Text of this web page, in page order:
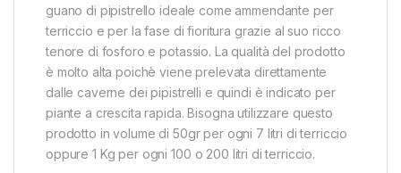
guano di pipistrello ideale come ammendante per
terriccio e per la fase di fioritura grazie al suo ricco
tenore di fosforo e potassio. La qualità del prodotto
è molto alta poichè viene prelevata direttamente
dalle caverne dei pipistrelli e quindi è indicato per
piante a crescita rapida. Bisogna utilizzare questo
prodotto in volume di 50gr per ogni 7 litri di terriccio
oppure 1 Kg per ogni 100 o 200 litri di terriccio.